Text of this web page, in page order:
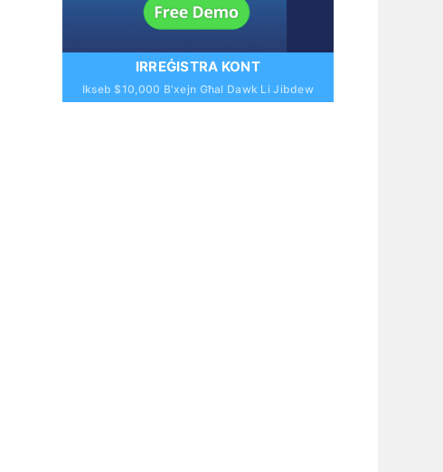
IRREĠISTRA KONT
Ikseb $10,000 B'xejn Għal Dawk Li Jibdew